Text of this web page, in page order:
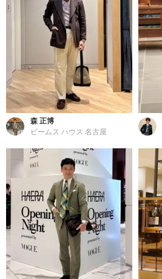
森 正博
ビームス ハウス 名古屋